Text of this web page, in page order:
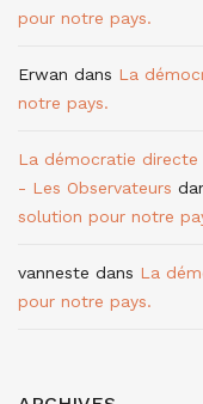
pour notre pays.
Erwan dans La
notre pays.
La démocratie
- Les Observateurs
solution pour notre
vanneste dans La
pour notre pays.